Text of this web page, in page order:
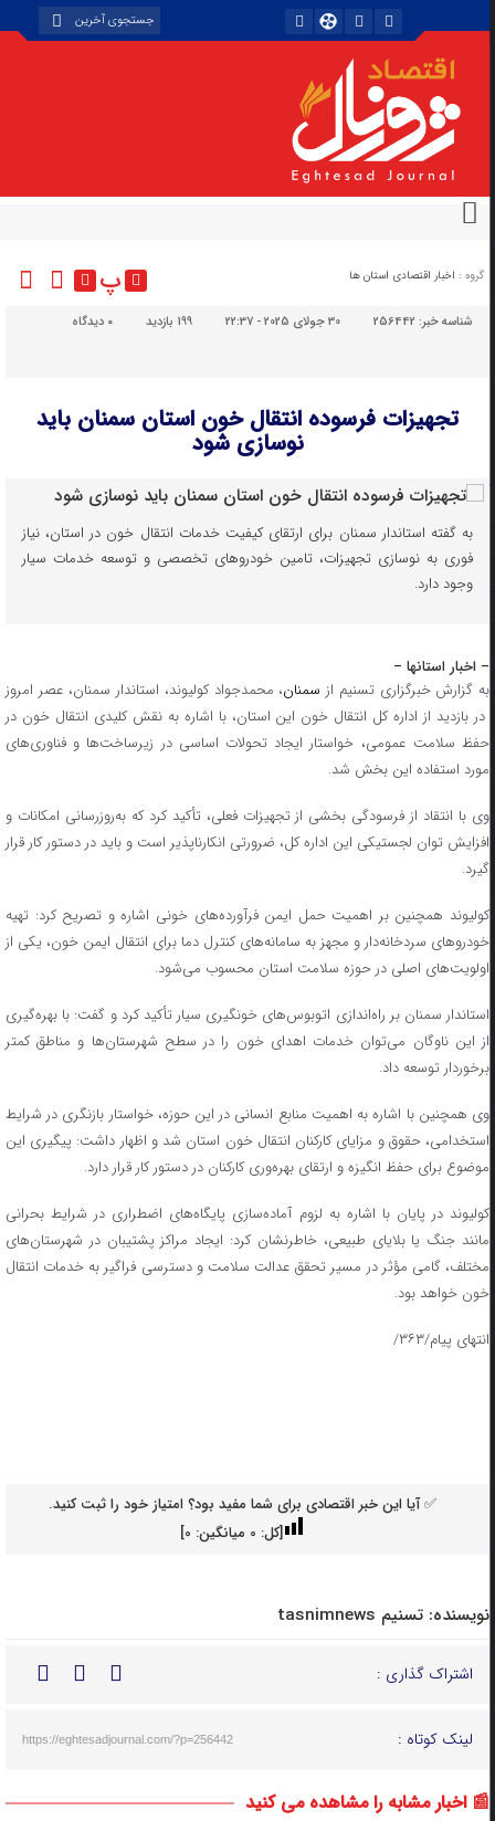
گروه : اخبار اقتصادی استان ها پ
شناسه خبر:256442 30 جولای 2025 - 22:37 199 بازدید دیدگاه
تجهیزات فرسوده انتقال خون استان سمنان باید
نوسازی شود
به گفته استاندار سمنان برای ارتقای کیفیت خدمات انتقال خون در استان، نیاز
فوری به نوسازی تجهیزات، تامین خودروهای تخصصی و توسعه خدمات سیار
وجود دارد.
– اخبار استانها –
به گزارش خبرگزاری تسنیم از سمنان، محمدجواد کولیوند، استاندار سمنان، عصر امروز
در بازدید از اداره کل انتقال خون این استان، با اشاره به نقش کلیدی انتقال خون در
حفظ سلامت عمومی، خواستار ایجاد تحولات اساسی در زیرساخت‌ها و فناوری‌های
مورد استفاده این بخش شد.
وی با انتقاد از فرسودگی بخشی از تجهیزات فعلی، تأکید کرد که به‌روزرسانی امکانات و
افزایش توان لجستیکی این اداره کل، ضرورتی انکارناپذیر است و باید در دستور کار قرار
گیرد.
کولیوند همچنین بر اهمیت حمل ایمن فرآورده‌های خونی اشاره و تصریح کرد: تهیه
خودروهای سردخانه‌دار و مجهز به سامانه‌های کنترل دما برای انتقال ایمن خون، یکی از
اولویت‌های اصلی در حوزه سلامت استان محسوب می‌شود.
استاندار سمنان بر راه‌اندازی اتوبوس‌های خونگیری سیار تأکید کرد و گفت: با بهره‌گیری
از این ناوگان می‌توان خدمات اهدای خون را در سطح شهرستان‌ها و مناطق کمتر
برخوردار توسعه داد.
وی همچنین با اشاره به اهمیت منابع انسانی در این حوزه، خواستار بازنگری در شرایط
استخدامی، حقوق و مزایای کارکنان انتقال خون استان شد و اظهار داشت: پیگیری این
موضوع برای حفظ انگیزه و ارتقای بهره‌وری کارکنان در دستور کار قرار دارد.
کولیوند در پایان با اشاره به لزوم آماده‌سازی پایگاه‌های اضطراری در شرایط بحرانی
مانند جنگ یا بلایای طبیعی، خاطرنشان کرد: ایجاد مراکز پشتیبان در شهرستان‌های
مختلف، گامی مؤثر در مسیر تحقق عدالت سلامت و دسترسی فراگیر به خدمات انتقال
خون خواهد بود.
انتهای پیام/۳۶۳/
✅ آیا این خبر اقتصادی برای شما مفید بود؟ امتیاز خود را ثبت کنید.
[کل: 0میانگین: 0
]
نویسنده: تسنیم tasnimnews
اشتراک گذاری :
لینک کوتاه : https://eghtesadjournal.com/?p=256442
📰 اخبار مشابه را مشاهده می کنید